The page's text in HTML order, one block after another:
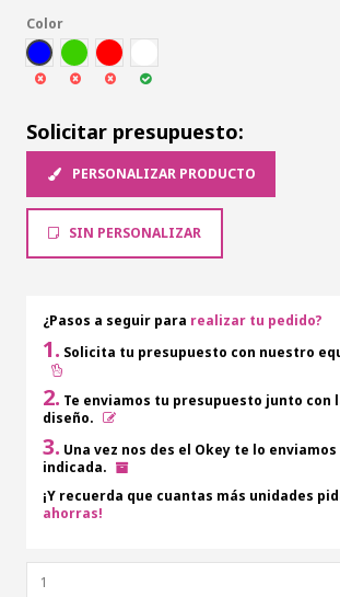
Color
AZUL
VER ROJ
Solicitar presupuesto:
PERSONALIZAR PRODUCTO
SIN PERSONALIZAR
¿Pasos a seguir para realizar tu pedido?
1. Solicita tu presupuesto con nuestro
2. Te enviamos tu presupuesto junto con
diseño.
3. Una vez nos des el Okey te lo
indicada.
¡Y recuerda que cuantas más unidades
ahorras!